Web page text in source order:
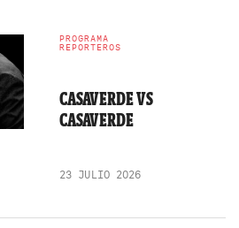
PROGRAMA
REPORTEROS
CASAVERDE VS
CASAVERDE
23 JULIO 2026